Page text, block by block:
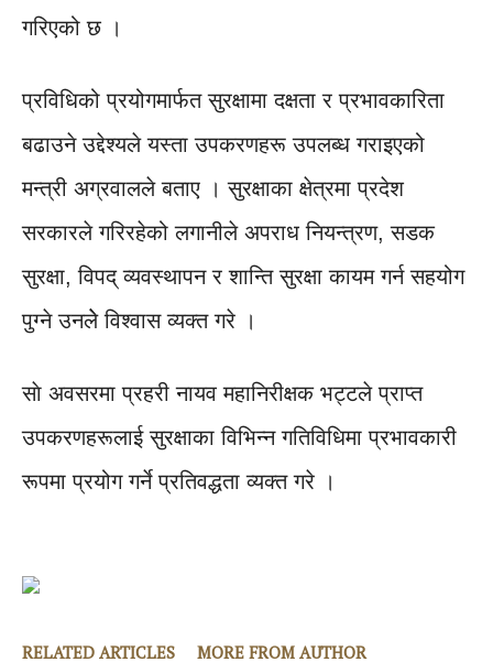
गरिएको छ ।
प्रविधिको प्रयोगमार्फत सुरक्षामा दक्षता र प्रभावकारिता
बढाउने उद्देश्यले यस्ता उपकरणहरू उपलब्ध गराइएको
मन्त्री अग्रवालले बताए । सुरक्षाका क्षेत्रमा प्रदेश
सरकारले गरिरहेको लगानीले अपराध नियन्त्रण, सडक
सुरक्षा, विपद् व्यवस्थापन र शान्ति सुरक्षा कायम गर्न सहयोग
पुग्ने उनलेे विश्वास व्यक्त गरे ।
साे अवसरमा प्रहरी नायव महानिरीक्षक भट्टले प्राप्त
उपकरणहरूलाई सुरक्षाका विभिन्न गतिविधिमा प्रभावकारी
रूपमा प्रयोग गर्ने प्रतिवद्धता व्यक्त गरे ।
RELATED ARTICLES MORE FROM AUTHOR